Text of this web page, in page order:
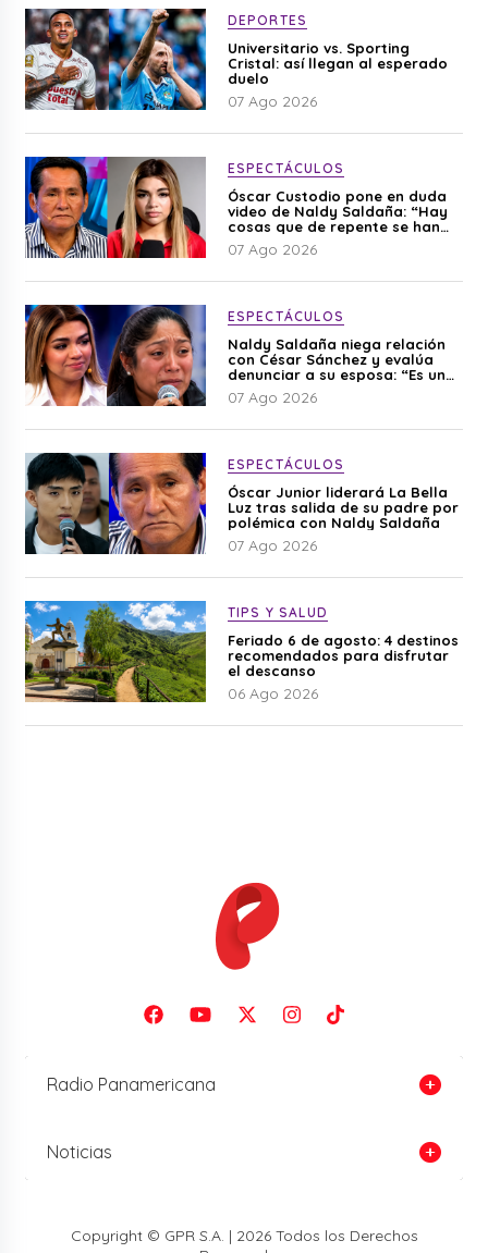
DEPORTES
Universitario vs. Sporting
Cristal: así llegan al esperado
duelo
07 Ago 2026
ESPECTÁCULOS
Óscar Custodio pone en duda
video de Naldy Saldaña: “Hay
cosas que de repente se han
editado”
07 Ago 2026
ESPECTÁCULOS
Naldy Saldaña niega relación
con César Sánchez y evalúa
denunciar a su esposa: “Es una
difamación”
07 Ago 2026
ESPECTÁCULOS
Óscar Junior liderará La Bella
Luz tras salida de su padre por
polémica con Naldy Saldaña
07 Ago 2026
TIPS Y SALUD
Feriado 6 de agosto: 4 destinos
recomendados para disfrutar
el descanso
06 Ago 2026
Radio Panamericana
Noticias
Copyright © GPR S.A. | 2026 Todos los Derechos